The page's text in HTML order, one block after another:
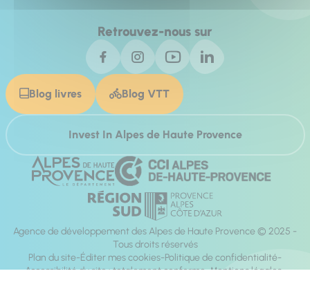
Retrouvez-nous sur
Blog livres Blog VTT
Invest In Alpes de Haute Provence
Agence de développement des Alpes de Haute Provence © 2025 -
Tous droits réservés
Plan du site Éditer mes cookies Politique de confidentialité
Accessibilité du site : totalement conforme Mentions légales